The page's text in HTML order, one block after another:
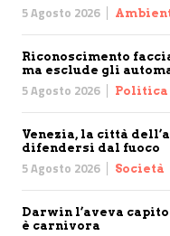
5 Agosto 2026
Riconoscimento
ma esclude gli
5 Agosto 2026 Politica
Venezia, la città
difendersi dal fuoco
5 Agosto 2026 Società
Darwin l’aveva
è carnivora